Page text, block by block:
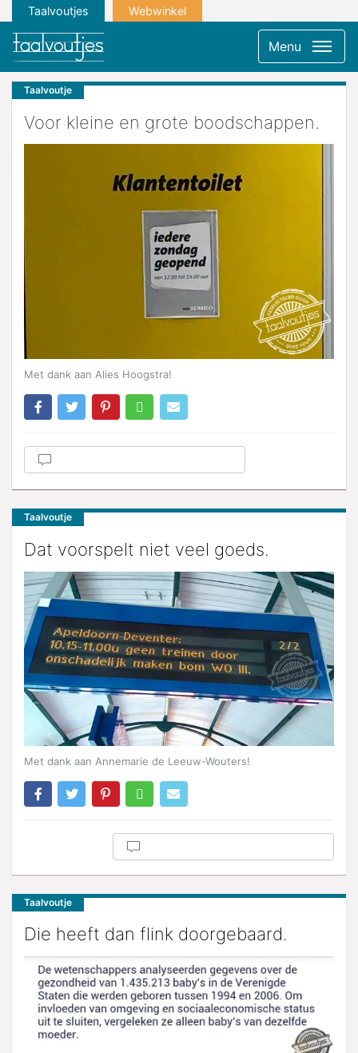
Taalvoutjes Webwinkel
Menu
Taalvoutje
Voor kleine en grote boodschappen.
Met dank aan Alies Hoogstra!
Taalvoutje
Dat voorspelt niet veel goeds.
Met dank aan Annemarie de Leeuw-Wouters!
Taalvoutje
Die heeft dan flink doorgebaard.